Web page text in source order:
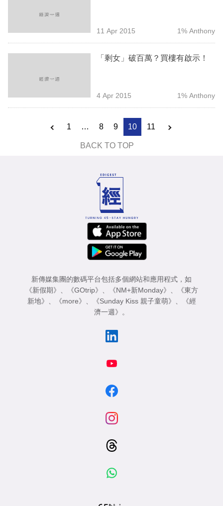
11 Apr 2015 1% Anthony
「剩女」破百萬？買樓有啟示！
4 Apr 2015 1% Anthony
1 … 8 9 10 11
BACK TO TOP
新傳媒集團的數碼平台包括多個網站和應用程式，如
《新假期》 、 《GOtrip》 、 《NM+新Monday》 、
《東方
新地》 、 《more》 、 《Sunday Kiss 親子童萌》 、
《經
濟一週》 。